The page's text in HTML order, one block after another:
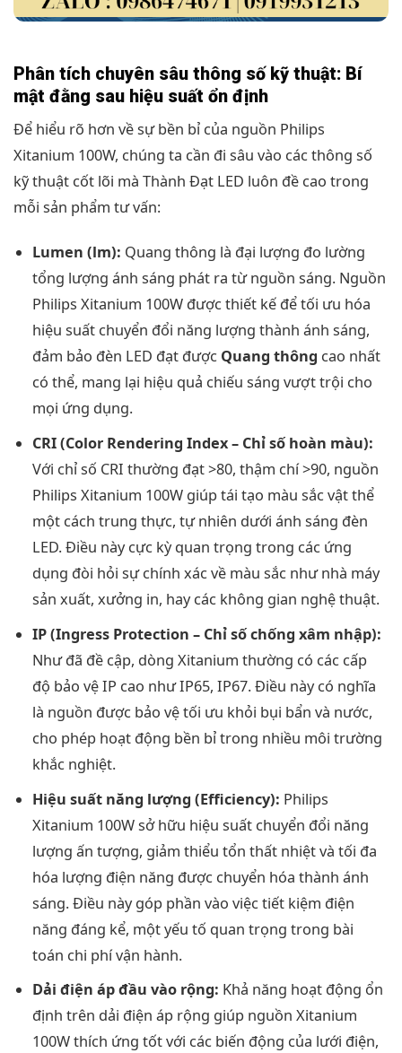
Phân tích chuyên sâu thông số kỹ thuật: Bí
mật đằng sau hiệu suất ổn định
Để hiểu rõ hơn về sự bền bỉ của nguồn Philips
Xitanium 100W, chúng ta cần đi sâu vào các thông số
kỹ thuật cốt lõi mà Thành Đạt LED luôn đề cao trong
mỗi sản phẩm tư vấn:
Lumen (lm): Quang thông là đại lượng đo lường
tổng lượng ánh sáng phát ra từ nguồn sáng. Nguồn
Philips Xitanium 100W được thiết kế để tối ưu hóa
hiệu suất chuyển đổi năng lượng thành ánh sáng,
đảm bảo đèn LED đạt được Quang thông cao nhất
có thể, mang lại hiệu quả chiếu sáng vượt trội cho
mọi ứng dụng.
CRI (Color Rendering Index – Chỉ số hoàn màu):
Với chỉ số CRI thường đạt >80, thậm chí >90, nguồn
Philips Xitanium 100W giúp tái tạo màu sắc vật thể
một cách trung thực, tự nhiên dưới ánh sáng đèn
LED. Điều này cực kỳ quan trọng trong các ứng
dụng đòi hỏi sự chính xác về màu sắc như nhà máy
sản xuất, xưởng in, hay các không gian nghệ thuật.
IP (Ingress Protection – Chỉ số chống xâm nhập):
Như đã đề cập, dòng Xitanium thường có các cấp
độ bảo vệ IP cao như IP65, IP67. Điều này có nghĩa
là nguồn được bảo vệ tối ưu khỏi bụi bẩn và nước,
cho phép hoạt động bền bỉ trong nhiều môi trường
khắc nghiệt.
Hiệu suất năng lượng (Efficiency): Philips
Xitanium 100W sở hữu hiệu suất chuyển đổi năng
lượng ấn tượng, giảm thiểu tổn thất nhiệt và tối đa
hóa lượng điện năng được chuyển hóa thành ánh
sáng. Điều này góp phần vào việc tiết kiệm điện
năng đáng kể, một yếu tố quan trọng trong bài
toán chi phí vận hành.
Dải điện áp đầu vào rộng: Khả năng hoạt động ổn
định trên dải điện áp rộng giúp nguồn Xitanium
100W thích ứng tốt với các biến động của lưới điện,